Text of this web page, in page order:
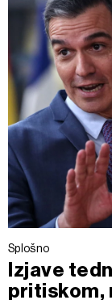
Splošno
Izjave
pritiskom,